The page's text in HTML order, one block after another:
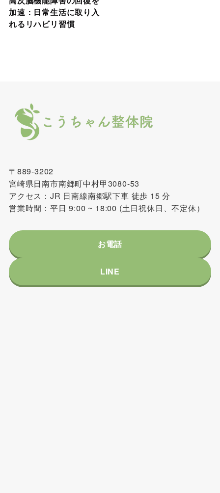
加速：日常生活に取り入
れるリハビリ習慣
〒889-3202
宮崎県日南市南郷町中村甲3080-53
アクセス：JR 日南線南郷駅下車 徒歩 15 分
営業時間：平日 9:00 ~ 18:00 (土日祝休日、不定休）
お電話
LINE